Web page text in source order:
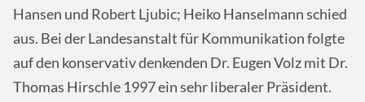
Hansen und Robert Ljubic; Heiko Hanselmann schied
aus. Bei der Landesanstalt für Kommunikation folgte
auf den konservativ denkenden Dr. Eugen Volz mit Dr.
Thomas Hirschle 1997 ein sehr liberaler Präsident.